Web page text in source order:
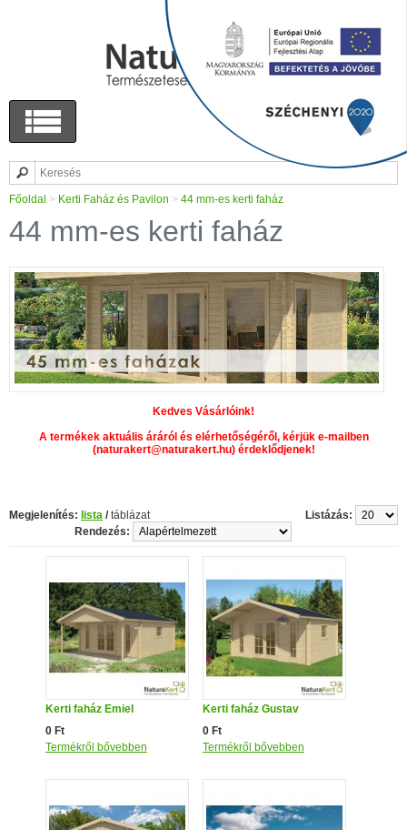
Főoldal > Kerti Faház és Pavilon > 44 mm-es kerti faház
44 mm-es kerti faház
Kedves Vásárlóink!
A termékek aktuális áráról és elérhetőségéről, kérjük e-mailben
(naturakert@naturakert.hu) érdeklődjenek!
Megjelenítés: lista /táblázat
Listázás:
Rendezés:
Kerti faház Emiel
0 Ft
Termékről bővebben
Kerti faház Gustav
0 Ft
Termékről bővebben